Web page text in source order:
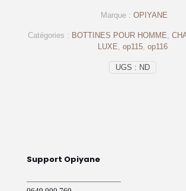
noir
UGS : ND
Catégories : BOTTINES POUR HOMME
LUXE op115 op116
Marque : OPIYANE
Support Opiyane